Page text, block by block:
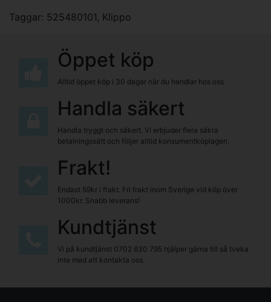
Taggar: 525480101, Klippo
Öppet köp
Alltid öppet köp i 30 dagar när du handlar hos oss
Handla säkert
Handla tryggt och säkert. Vi erbjuder flera säkra
betalningssätt och följer alltid konsumentköplagen.
Frakt!
Endast 59kr i frakt. Fri frakt inom Sverige vid köp över
1000kr. Snabb leverans!
Kundtjänst
Vi på kundtjänst 0702 630 795 hjälper gärna till så tveka
inte med att kontakta oss.